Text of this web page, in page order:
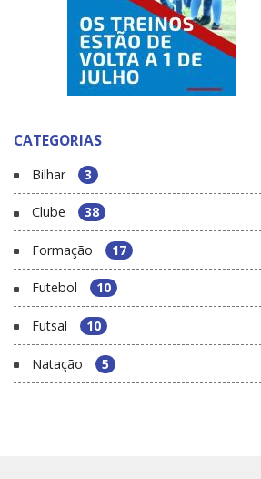
CATEGORIAS
Bilhar 3
Clube 38
Formação 17
Futebol 10
Futsal 10
Natação 5